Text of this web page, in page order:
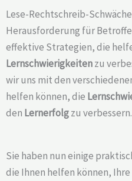
Lese-Rechtschreib-
Herausforderung für
effektive Strategien, die
Lernschwierigkeitenzu
wir uns mit den
helfen können, die
den Lernerfolgzu verbessern.
Sie haben nun einige
die Ihnen helfen können, Ihre